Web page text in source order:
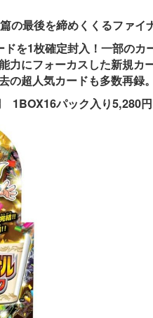
の最後を締めくくるファイ
ドを1枚確定封入！一部の
力にフォーカスした新規カ
の超人気カードも多数再録
1BOX16パック入り5,280円